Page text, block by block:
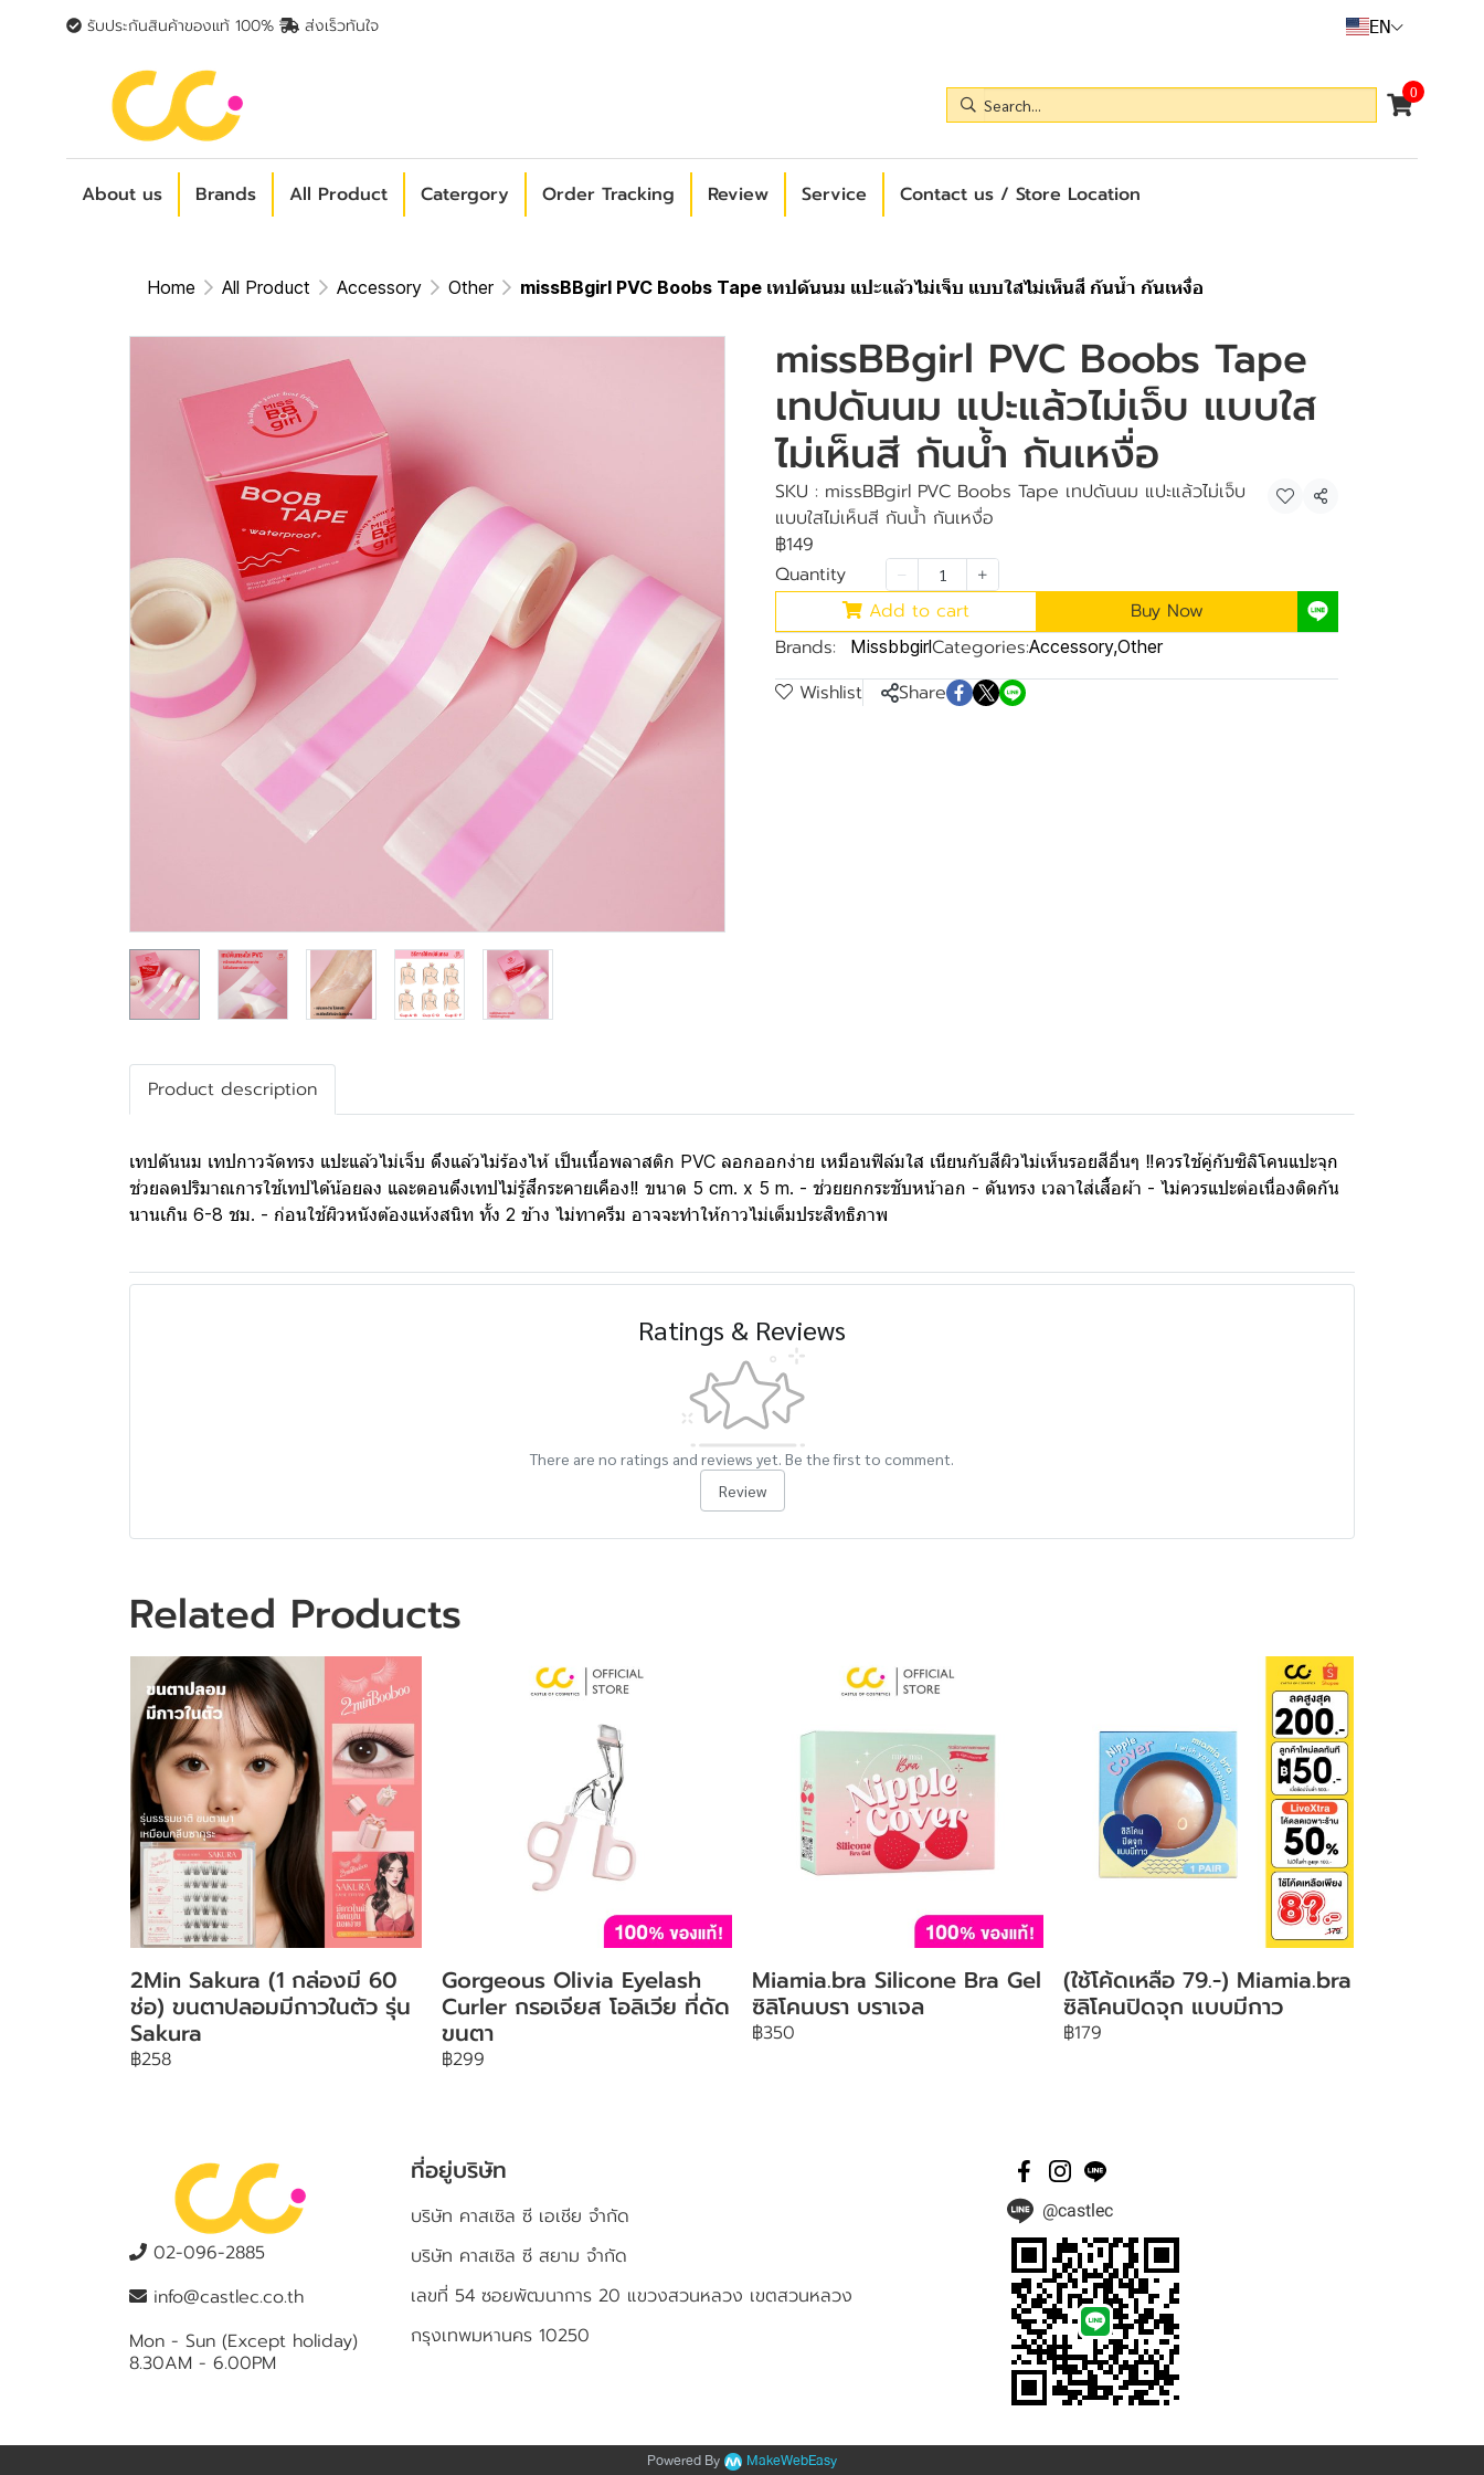
รับประกันสินค้าของแท้ 100% ส่งเร็วทันใจ EN
0
About us Brands All Product Catergory Order Tracking Review Service Contact us / Store Location
Home All Product Accessory Other missBBgirl PVC Boobs Tape เทปดันนม แปะแล้วไม่เจ็บ แบบใสไม่เห็นสี กันน้ำ กันเหงื่อ
missBBgirl PVC Boobs Tape
เทปดันนม แปะแล้วไม่เจ็บ แบบใส
ไม่เห็นสี กันน้ำ กันเหงื่อ
SKU : missBBgirl PVC Boobs Tape เทปดันนม แปะแล้วไม่เจ็บ
แบบใสไม่เห็นสี กันน้ำ กันเหงื่อ
Share
฿149
Quantity
Add to cart
Buy Now
Brands:
MissbbgirlCategories:Accessory,Other
Wishlist Share
Product description
เทปดันนม เทปกาวจัดทรง แปะแล้วไม่เจ็บ ดึงแล้วไม่ร้องไห้ เป็นเนื้อพลาสติก PVC ลอกออกง่าย เหมือนฟิล์มใส เนียนกับสีผิวไม่เห็นรอยสีอื่นๆ ‼ควรใช้คู่กับซิลิโคนแปะจุก
ช่วยลดปริมาณการใช้เทปได้น้อยลง และตอนดึงเทปไม่รู้สึกระคายเคือง‼ ขนาด 5 cm. x 5 m. - ช่วยยกกระชับหน้าอก - ดันทรง เวลาใส่เสื้อผ้า - ไม่ควรแปะต่อเนื่องติดกัน
นานเกิน 6-8 ชม. - ก่อนใช้ผิวหนังต้องแห้งสนิท ทั้ง 2 ข้าง ไม่ทาครีม อาจจะทำให้กาวไม่เต็มประสิทธิภาพ
Ratings & Reviews
There are no ratings and reviews yet. Be the first to comment.
Review
Related Products
2Min Sakura (1 กล่องมี 60
ช่อ) ขนตาปลอมมีกาวในตัว รุ่น
Sakura
฿258
Gorgeous Olivia Eyelash
Curler กรอเจียส โอลิเวีย ที่ดัด
ขนตา
฿299
Miamia.bra Silicone Bra Gel
ซิลิโคนบรา บราเจล
฿350
(ใช้โค้ดเหลือ 79.-) Miamia.bra
ซิลิโคนปิดจุก แบบมีกาว
฿179
02-096-2885
info@castlec.co.th
Mon - Sun (Except holiday)
8.30AM - 6.00PM
ที่อยู่บริษัท
บริษัท คาสเซิล ซี เอเชีย จำกัด
บริษัท คาสเซิล ซี สยาม จำกัด
เลขที่ 54 ซอยพัฒนาการ 20 แขวงสวนหลวง เขตสวนหลวง
กรุงเทพมหานคร 10250
@castlec
Powered By MakeWebEasy